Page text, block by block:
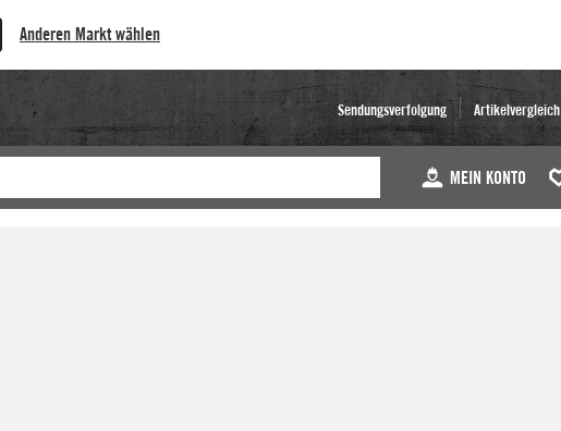
Anderen Markt wählen
Sendungsverfolgung Artikelvergleich
MEIN KONTO